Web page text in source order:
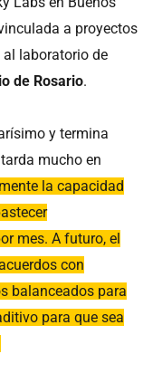
a proyectos
laboratorio de
de Rosario.
y termina
mucho en
la capacidad
mes. A futuro, el
con
balanceados para
para que sea